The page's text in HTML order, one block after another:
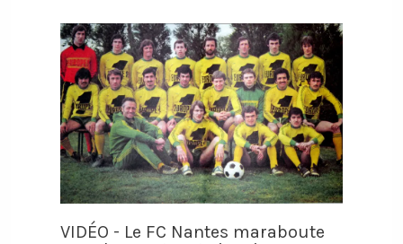
VIDÉO - Le FC Nantes maraboute